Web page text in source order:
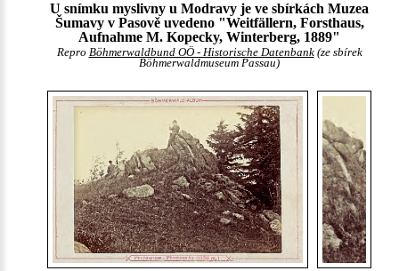
U snímku myslivny u Modravy je ve sbírkách Muzea
Šumavy v Pasově uvedeno "Weitfällern, Forsthaus,
Aufnahme M. Kopecky, Winterberg, 1889"
Repro Böhmerwaldbund OÖ - Historische Datenbank(ze sbírek
Böhmerwaldmuseum Passau)